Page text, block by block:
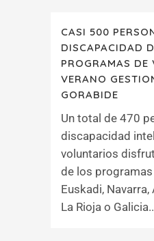
CASI 500
DISCAPACIDAD
PROGRAMAS DE
VERANO
GORABIDE
Un total de 470
discapacidad
voluntarios
de los
Euskadi,
La Rioja o